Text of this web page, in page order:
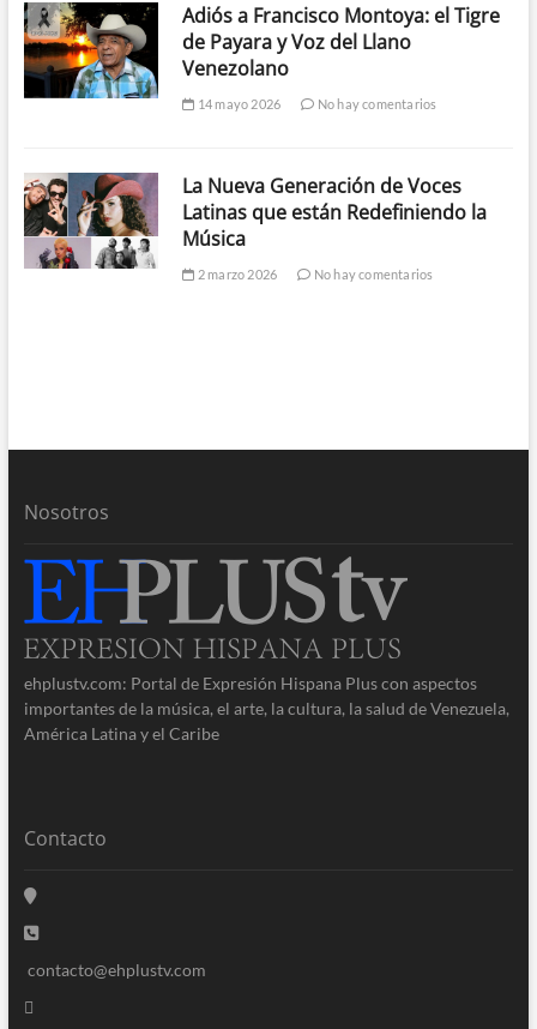
Adiós a Francisco Montoya: el Tigre
de Payara y Voz del Llano
Venezolano
14 mayo 2026 No hay comentarios
La Nueva Generación de Voces
Latinas que están Redefiniendo la
Música
2 marzo 2026 No hay comentarios
Nosotros
ehplustv.com: Portal de Expresión Hispana Plus con aspectos
importantes de la música, el arte, la cultura, la salud de Venezuela,
América Latina y el Caribe
Contacto
contacto@ehplustv.com